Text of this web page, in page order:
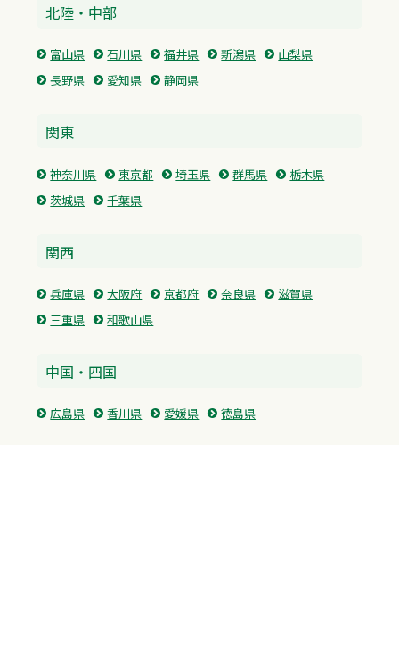
北陸・中部
富山県 石川県 福井県 新潟県
山梨県
長野県
愛知県 静岡県
関東
神奈川県 東京都 埼玉県 群馬県
栃木県
茨城県
千葉県
関西
兵庫県 大阪府 京都府 奈良県
滋賀県
三重県
和歌山県
中国・四国
広島県 香川県 愛媛県 徳島県